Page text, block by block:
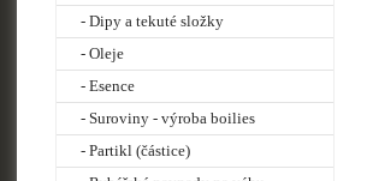
- Dipy a tekuté složky
- Oleje
- Esence
- Suroviny - výroba boilies
- Partikl (částice)